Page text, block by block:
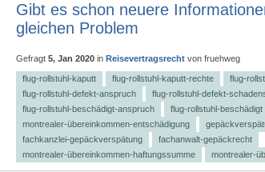
Gibt es schon neuere
gleichen Problem
Gefragt 5, Jan 2020 in Reisevertragsrecht von fruehweg
flug-rollstuhl-kaputt flug-rollstuhl-kaputt-rechte
flug-
flug-rollstuhl-defekt-anspruch
flug-rollstuhl-defekt-
flug-rollstuhl-beschädigt-anspruch
flug-rollstuhl-beschädigt
montrealer-übereinkommen-entschädigung
fachkanzlei-gepäckverspätung
fachanwalt-gepäckrecht
montrealer-übereinkommen-haftungssumme
montrealer-